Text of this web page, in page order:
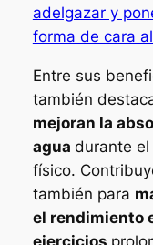
adelgazar y
forma de cara
Entre sus
también
mejoran la
agua durante el
físico.
también para
el rendimiento
ejercicios